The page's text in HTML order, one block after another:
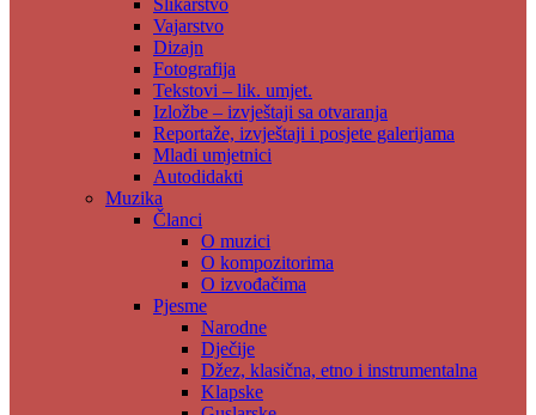
Slikarstvo
Vajarstvo
Dizajn
Fotografija
Tekstovi – lik. umjet.
Izložbe – izvještaji sa otvaranja
Reportaže, izvještaji i posjete galerijama
Mladi umjetnici
Autodidakti
Muzika
Članci
O muzici
O kompozitorima
O izvođačima
Pjesme
Narodne
Dječije
Džez, klasična, etno i instrumentalna
Klapske